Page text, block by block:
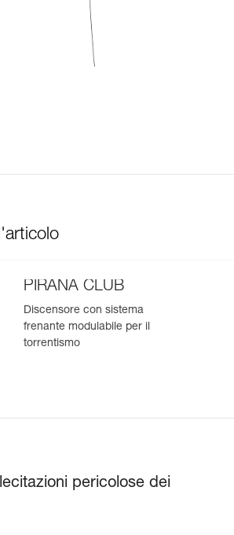
PIRANA CLUB
Discensore con sistema
frenante modulabile per il
torrentismo
pericolose dei